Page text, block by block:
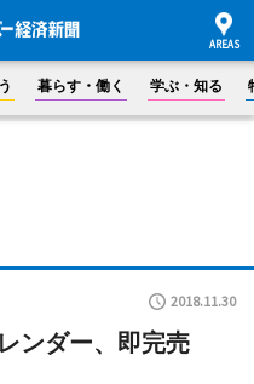
暮らす・働く 学ぶ・知る
2018.11.30
ンダー、即完売